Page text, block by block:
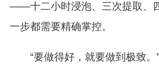
——十二小时浸泡、三次提取、
一步都需要精确掌控。
“要做得好，就要做到极致。